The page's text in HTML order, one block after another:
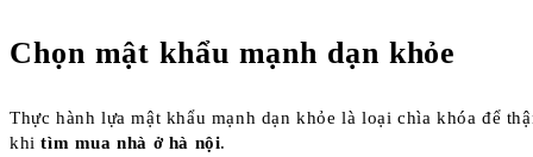
Chọn mật khẩu mạnh dạn khỏe
Thực hành lựa mật khẩu mạnh dạn khỏe là loại chìa khóa để
khitìm mua nhà ở hà nội.